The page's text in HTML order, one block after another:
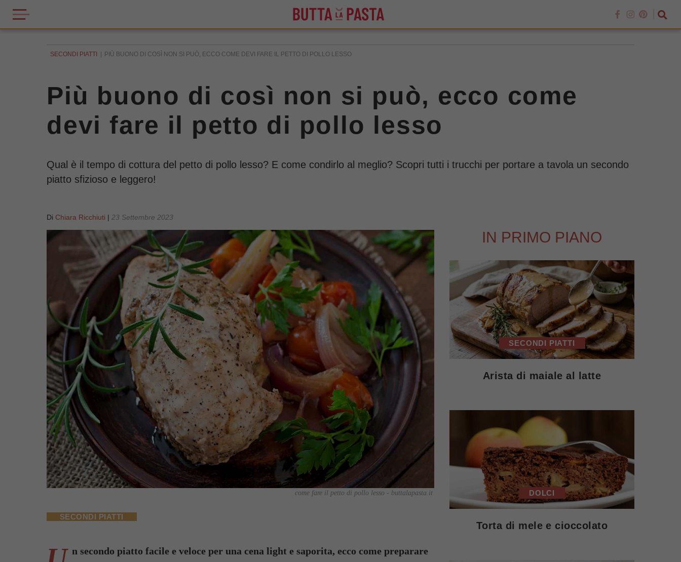
SECONDI PIATTI PIÙ BUONO DI COSÌ NON SI PUÒ, ECCO COME DEVI FARE IL PETTO DI POLLO LESSO
Più buono di così non si può, ecco come
devi fare il petto di pollo lesso
Qual è il tempo di cottura del petto di pollo lesso? E come condirlo al meglio? Scopri tutti i trucchi per portare a tavola un secondo
piatto sfizioso e leggero!
Di Chiara Ricchiuti | 23 Settembre 2023
come fare il petto di pollo lesso - buttalapasta.it
SECONDI PIATTI
n secondo piatto facile e veloce per una cena light e saporita, ecco come preparare
IN PRIMO PIANO
SECONDI PIATTI
Arista di maiale al latte
DOLCI
Torta di mele e cioccolato